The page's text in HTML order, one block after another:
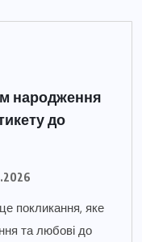
народження
до
покликання, яке
та любові до